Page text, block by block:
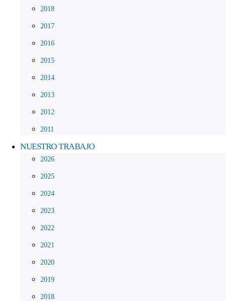
2018
2017
2016
2015
2014
2013
2012
2011
NUESTRO TRABAJO
2026
2025
2024
2023
2022
2021
2020
2019
2018